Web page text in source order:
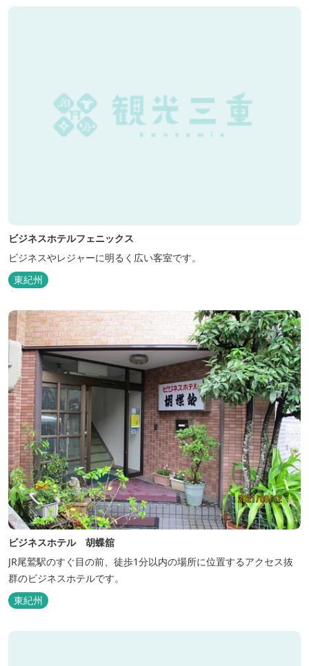
ビジネスホテルフェニックス
ビジネスやレジャーに明るく広い客室です。
東紀州
ビジネスホテル 胡蝶舘
JR尾鷲駅のすぐ目の前、徒歩1分以内の場所に位置するアクセス抜
群のビジネスホテルです。
東紀州